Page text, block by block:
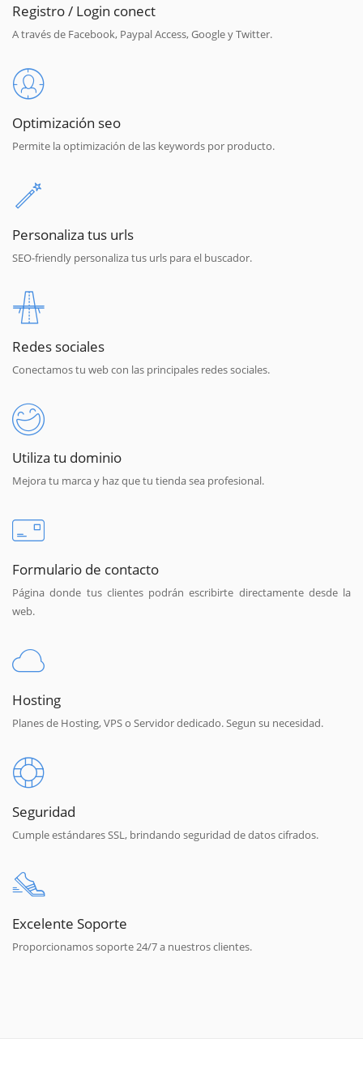
Registro / Login conect
A través de Facebook, Paypal Access, Google y Twitter.
Optimización seo
Permite la optimización de las keywords por producto.
Personaliza tus urls
SEO-friendly personaliza tus urls para el buscador.
Redes sociales
Conectamos tu web con las principales redes sociales.
Utiliza tu dominio
Mejora tu marca y haz que tu tienda sea profesional.
Formulario de contacto
Página donde tus clientes podrán escribirte directamente desde la
web.
Hosting
Planes de Hosting, VPS o Servidor dedicado. Segun su necesidad.
Seguridad
Cumple estándares SSL, brindando seguridad de datos cifrados.
Excelente Soporte
Proporcionamos soporte 24/7 a nuestros clientes.